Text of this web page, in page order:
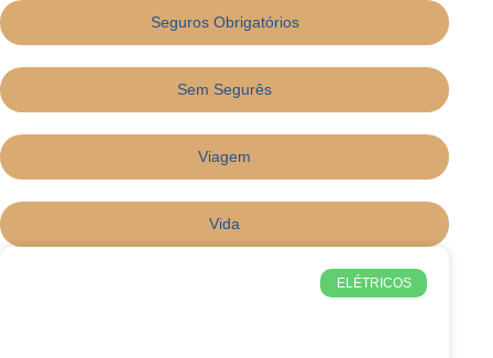
Seguros Obrigatórios
Sem Segurês
Viagem
Vida
ELÉTRICOS